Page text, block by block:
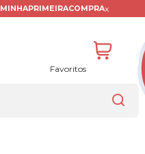
MINHAPRIMEIRACOMPRAx
Favoritos